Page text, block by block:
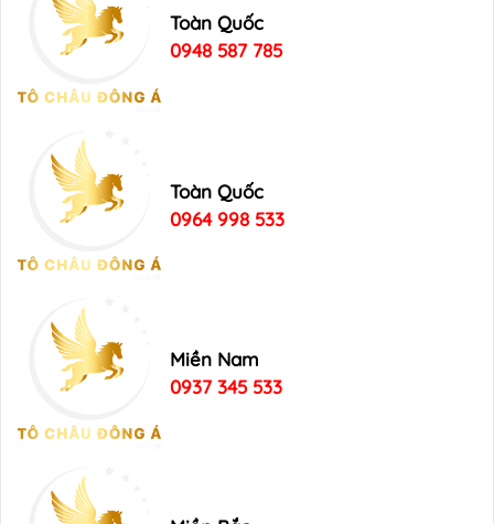
Toàn Quốc
0948 587 785
Toàn Quốc
0964 998 533
Miền Nam
0937 345 533